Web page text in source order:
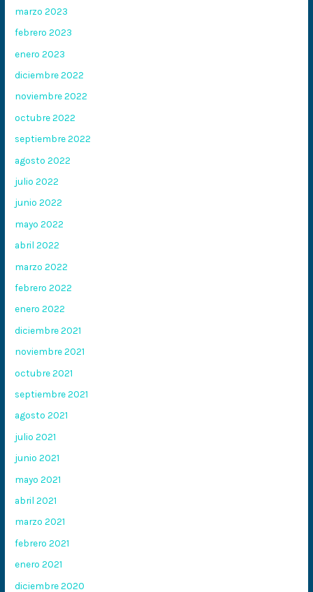
marzo 2023
febrero 2023
enero 2023
diciembre 2022
noviembre 2022
octubre 2022
septiembre 2022
agosto 2022
julio 2022
junio 2022
mayo 2022
abril 2022
marzo 2022
febrero 2022
enero 2022
diciembre 2021
noviembre 2021
octubre 2021
septiembre 2021
agosto 2021
julio 2021
junio 2021
mayo 2021
abril 2021
marzo 2021
febrero 2021
enero 2021
diciembre 2020